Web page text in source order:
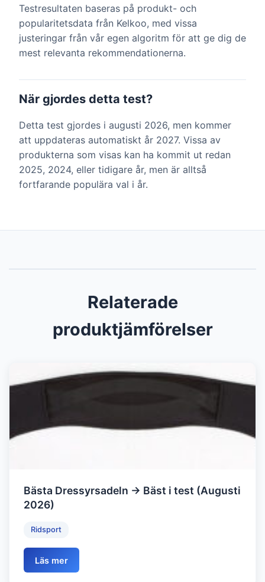
Testresultaten baseras på produkt- och
popularitetsdata från Kelkoo, med vissa
justeringar från vår egen algoritm för att ge dig de
mest relevanta rekommendationerna.
När gjordes detta test?
Detta test gjordes i augusti 2026, men kommer
att uppdateras automatiskt år 2027. Vissa av
produkterna som visas kan ha kommit ut redan
2025, 2024, eller tidigare år, men är alltså
fortfarande populära val i år.
Relaterade
produktjämförelser
Bästa Dressyrsadeln → Bäst i test (Augusti
2026)
Ridsport
Läs mer